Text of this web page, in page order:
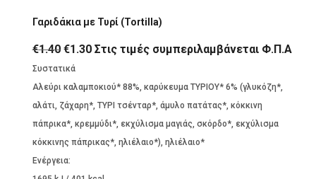
was: τιμή
€1.30.
Γαριδάκια με Τυρί (Tortilla)
€1.40 Original
price
was:
€1.40.
€1.30Η
τιμή
είναι:
€1.30.
Στις τιμές συμπεριλαμβάνεται Φ.Π.Α
Συστατικά
Αλεύρι καλαμποκιού* 88%, καρύκευμα ΤΥΡΙΟΥ* 6% (γλυκόζη*,
αλάτι, ζάχαρη*, ΤΥΡΙ τσένταρ*, άμυλο πατάτας*, κόκκινη
πάπρικα*, κρεμμύδι*, εκχύλισμα μαγιάς, σκόρδο*, εκχύλισμα
κόκκινης πάπρικας*, ηλιέλαιο*), ηλιέλαιο*
Ενέργεια: